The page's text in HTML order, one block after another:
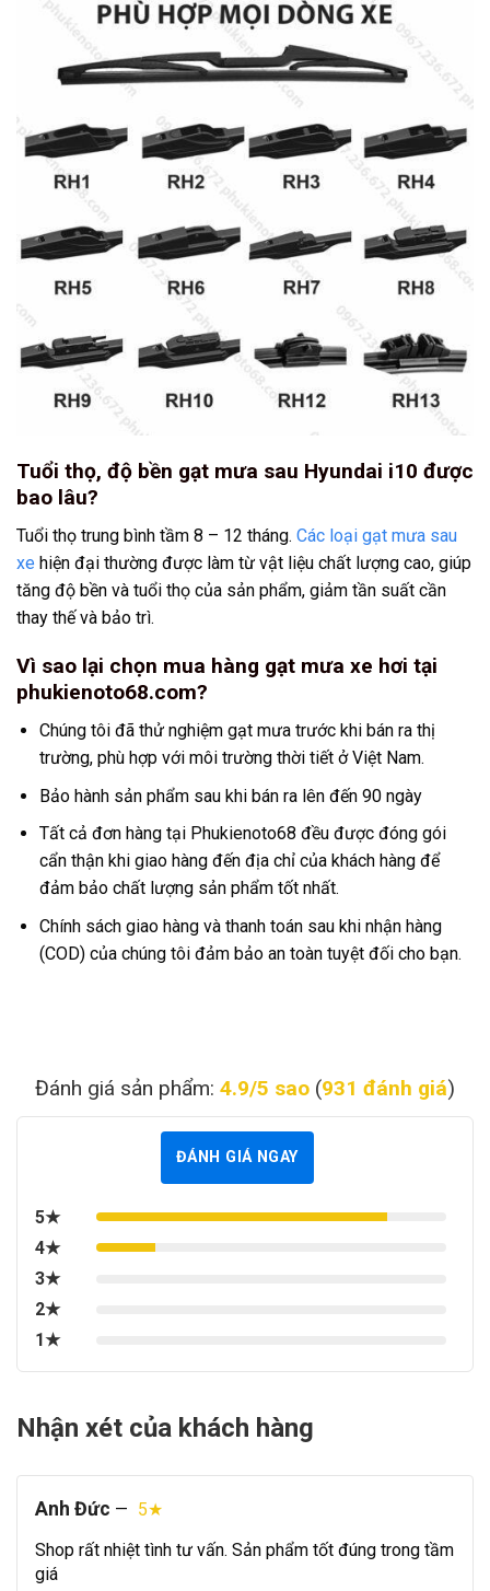
Tuổi thọ, độ bền gạt mưa sau Hyundai i10 được
bao lâu?
Tuổi thọ trung bình tầm 8 – 12 tháng. Các loại gạt mưa sau
xe hiện đại thường được làm từ vật liệu chất lượng cao, giúp
tăng độ bền và tuổi thọ của sản phẩm, giảm tần suất cần
thay thế và bảo trì.
Vì sao lại chọn mua hàng gạt mưa xe hơi tại
phukienoto68.com?
Chúng tôi đã thử nghiệm gạt mưa trước khi bán ra thị
trường, phù hợp với môi trường thời tiết ở Việt Nam.
Bảo hành sản phẩm sau khi bán ra lên đến 90 ngày
Tất cả đơn hàng tại Phukienoto68 đều được đóng gói
cẩn thận khi giao hàng đến địa chỉ của khách hàng để
đảm bảo chất lượng sản phẩm tốt nhất.
Chính sách giao hàng và thanh toán sau khi nhận hàng
(COD) của chúng tôi đảm bảo an toàn tuyệt đối cho bạn.
Đánh giá sản phẩm: 4.9/5 sao (931 đánh giá)
5★
4★
3★
2★
1★
ĐÁNH GIÁ NGAY
Nhận xét của khách hàng
Anh Đức — 5★
Shop rất nhiệt tình tư vấn. Sản phẩm tốt đúng trong tầm
giá